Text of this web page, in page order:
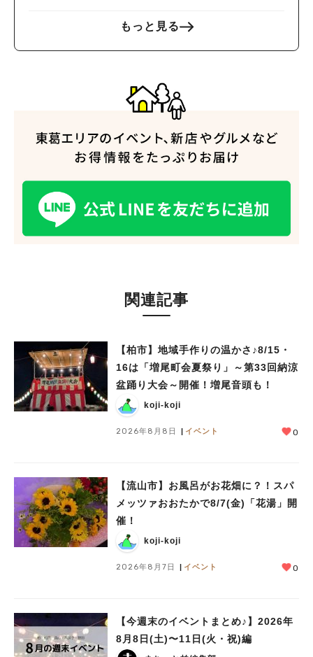
もっと見る
関連記事
【柏市】地域手作りの温かさ♪8/15・
16は「増尾町会夏祭り」～第33回納涼
盆踊り大会～開催！増尾音頭も！
koji-koji
2026年8月8日 イベント 0
【流山市】お風呂がお花畑に？！スパ
メッツァおおたかで8/7(金)「花湯」開
催！
koji-koji
2026年8月7日 イベント 0
【今週末のイベントまとめ♪】2026年
8月8日(土)〜11日(火・祝)編